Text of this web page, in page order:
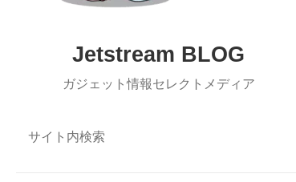
Jetstream BLOG
ガジェット情報セレクトメディア